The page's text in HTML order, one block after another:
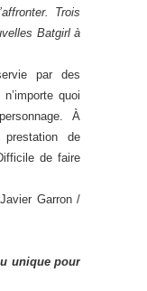
Trois
Batgirlà
par des
quoi
À
de
de faire
Garron /
unique pour